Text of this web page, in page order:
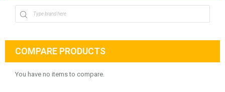
COMPARE PRODUCTS
You have no items to compare.